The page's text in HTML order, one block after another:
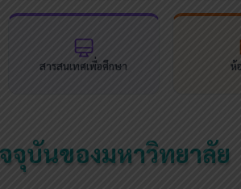
สารสนเทศเพื่อศึกษา ห้
จุบันของมหาวิทยาลัย